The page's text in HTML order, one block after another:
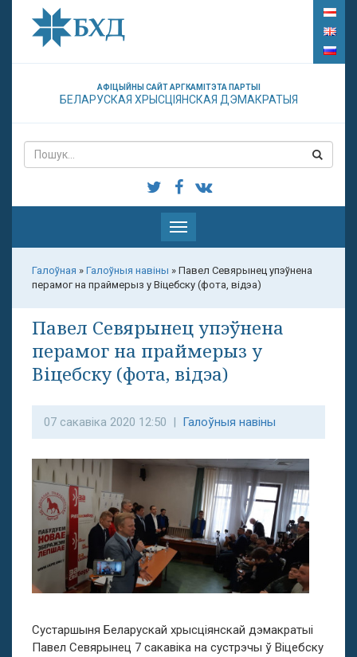
АФІЦЫЙНЫ САЙТ АРГКАМІТЭТА ПАРТЫІ
БЕЛАРУСКАЯ ХРЫСЦІЯНСКАЯ ДЭМАКРАТЫЯ
Паказаць
меню
Галоўная » Галоўныя навіны » Павел Севярынец упэўнена
перамог на праймерыз у Віцебску (фота, відэа)
Павел Севярынец упэўнена
перамог на праймерыз у
Віцебску (фота, відэа)
07 сакавіка 2020 12:50 | Галоўныя навіны
Сустаршыня Беларускай хрысціянскай дэмакратыі
Павел Севярынец 7 сакавіка на сустрэчы ў Віцебску